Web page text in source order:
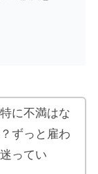
に不満はな
ずっと雇わ
ってい